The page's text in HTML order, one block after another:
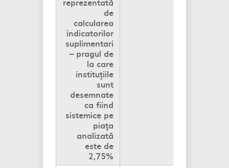
de
calcularea
indicatorilor
suplimentari
– pragul de
la care
instituțiile
sunt
desemnate
ca fiind
sistemice pe
piaţa
analizată
este de
2,75%